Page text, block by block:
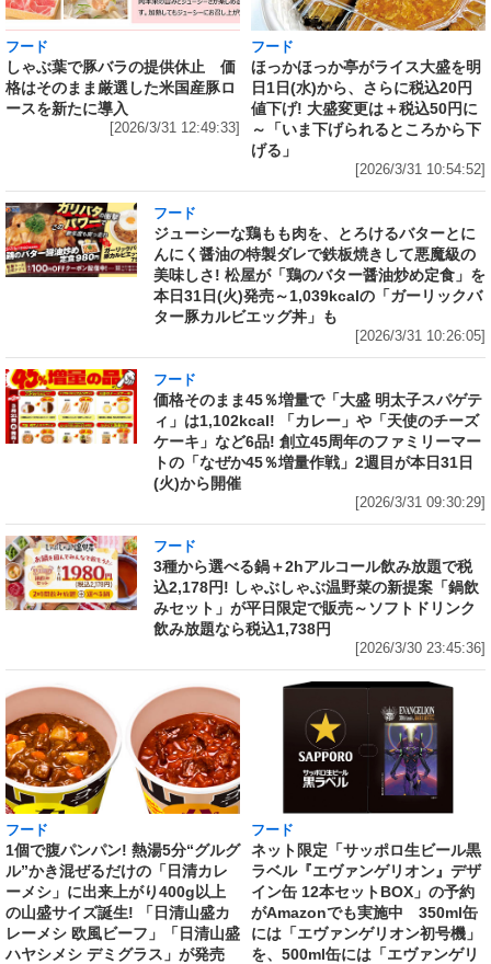
フード
しゃぶ葉で豚バラの提供休止 価
格はそのまま厳選した米国産豚ロ
ースを新たに導入
[2026/3/31 12:49:33]
フード
ほっかほっか亭がライス大盛を明
日1日(水)から、さらに税込20円
値下げ! 大盛変更は＋税込50円に
～「いま下げられるところから下
げる」
[2026/3/31 10:54:52]
フード
ジューシーな鶏もも肉を、とろけるバターとに
んにく醤油の特製ダレで鉄板焼きして悪魔級の
美味しさ! 松屋が「鶏のバター醤油炒め定食」を
本日31日(火)発売～1,039kcalの「ガーリックバ
ター豚カルビエッグ丼」も
[2026/3/31 10:26:05]
フード
価格そのまま45％増量で「大盛 明太子スパゲテ
ィ」は1,102kcal! 「カレー」や「天使のチーズ
ケーキ」など6品! 創立45周年のファミリーマー
トの「なぜか45％増量作戦」2週目が本日31日
(火)から開催
[2026/3/31 09:30:29]
フード
3種から選べる鍋＋2hアルコール飲み放題で税
込2,178円! しゃぶしゃぶ温野菜の新提案「鍋飲
みセット」が平日限定で販売～ソフトドリンク
飲み放題なら税込1,738円
[2026/3/30 23:45:36]
フード
1個で腹パンパン! 熱湯5分“グルグ
ル”かき混ぜるだけの「日清カレ
ーメシ」に出来上がり400g以上
の山盛サイズ誕生! 「日清山盛カ
レーメシ 欧風ビーフ」「日清山盛
ハヤシメシ デミグラス」が発売
フード
ネット限定「サッポロ生ビール黒
ラベル『エヴァンゲリオン』デザ
イン缶 12本セットBOX」の予約
がAmazonでも実施中 350ml缶
には「エヴァンゲリオン初号機」
を、500ml缶には「エヴァンゲリ